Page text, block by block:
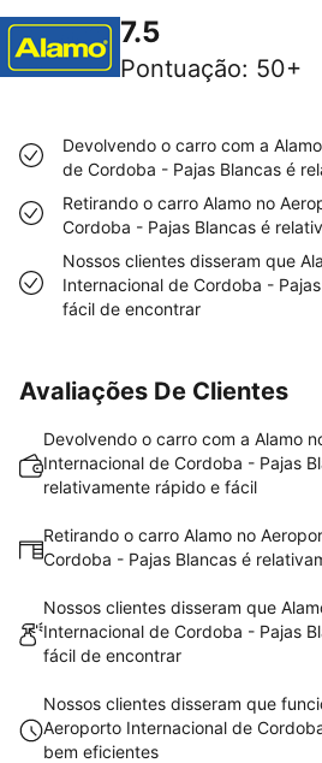
7.5
Pontuação: 50+
Devolvendo o carro com a
de Cordoba - Pajas Blancas é
Retirando o carro Alamo no
Cordoba - Pajas Blancas é
Nossos clientes disseram que
Internacional de Cordoba -
fácil de encontrar
Avaliações De Clientes
Devolvendo o carro com a Alamo
Internacional de Cordoba - Pajas
relativamente rápido e fácil
Retirando o carro Alamo no
Cordoba - Pajas Blancas é
Nossos clientes disseram que
Internacional de Cordoba - Pajas
fácil de encontrar
Nossos clientes disseram que
Aeroporto Internacional de
bem eficientes